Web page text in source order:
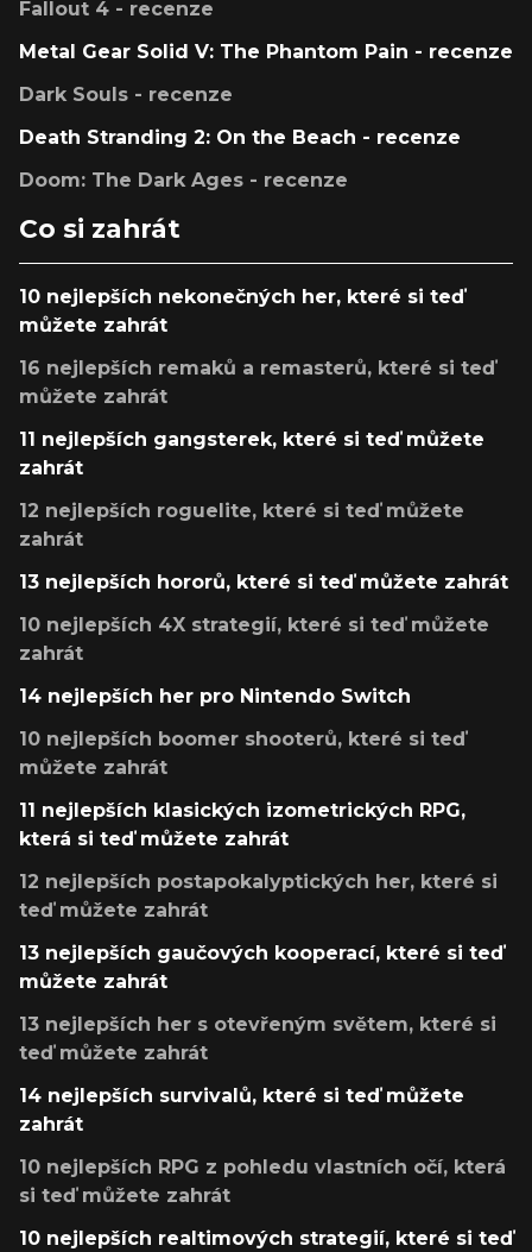
Fallout 4 - recenze
Metal Gear Solid V: The Phantom Pain - recenze
Dark Souls - recenze
Death Stranding 2: On the Beach - recenze
Doom: The Dark Ages - recenze
Co si zahrát
10 nejlepších nekonečných her, které si teď
můžete zahrát
16 nejlepších remaků a remasterů, které si teď
můžete zahrát
11 nejlepších gangsterek, které si teď můžete
zahrát
12 nejlepších roguelite, které si teď můžete
zahrát
13 nejlepších hororů, které si teď můžete zahrát
10 nejlepších 4X strategií, které si teď můžete
zahrát
14 nejlepších her pro Nintendo Switch
10 nejlepších boomer shooterů, které si teď
můžete zahrát
11 nejlepších klasických izometrických RPG,
která si teď můžete zahrát
12 nejlepších postapokalyptických her, které si
teď můžete zahrát
13 nejlepších gaučových kooperací, které si teď
můžete zahrát
13 nejlepších her s otevřeným světem, které si
teď můžete zahrát
14 nejlepších survivalů, které si teď můžete
zahrát
10 nejlepších RPG z pohledu vlastních očí, která
si teď můžete zahrát
10 nejlepších realtimových strategií, které si teď